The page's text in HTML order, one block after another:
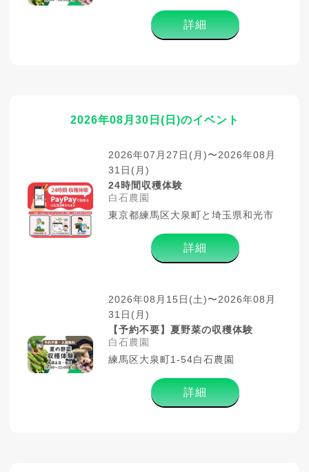
詳細
2026年08月30日(日)のイベント
2026年07月27日(月)〜2026年08月
31日(月)
24時間収穫体験
白石農園
東京都練馬区大泉町と埼玉県和光市
詳細
2026年08月15日(土)〜2026年08月
31日(月)
【予約不要】夏野菜の収穫体験
白石農園
練馬区大泉町1-54白石農園
詳細